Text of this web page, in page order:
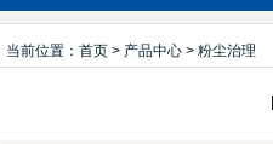
当前位置： 首页 > 产品中心 > 粉尘治理